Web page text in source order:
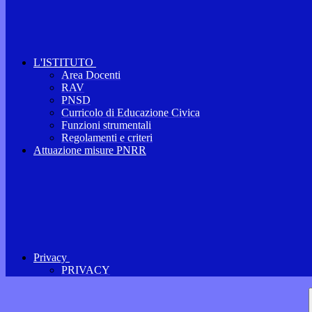
L'ISTITUTO
Area Docenti
RAV
PNSD
Curricolo di Educazione Civica
Funzioni strumentali
Regolamenti e criteri
Attuazione misure PNRR
Privacy
PRIVACY